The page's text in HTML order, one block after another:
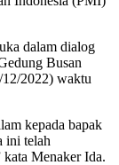
dalam dialog
Busan
2022) waktu
kepada bapak
ini telah
Menaker Ida.